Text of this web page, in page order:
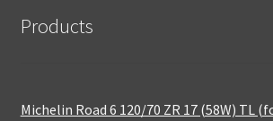
Products
Michelin Road 6 120/70 ZR 17 (58W) TL